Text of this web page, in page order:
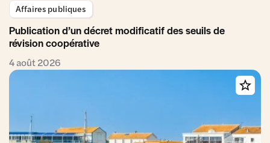
Affaires publiques
Publication d’un décret modificatif des seuils de
révision coopérative
4 août 2026